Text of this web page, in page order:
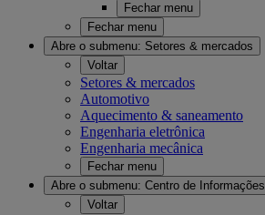
Fechar menu
Fechar menu
Abre o submenu: Setores & mercados
Voltar
Setores & mercados
Automotivo
Aquecimento & saneamento
Engenharia eletrônica
Engenharia mecânica
Fechar menu
Abre o submenu: Centro de Informações
Voltar